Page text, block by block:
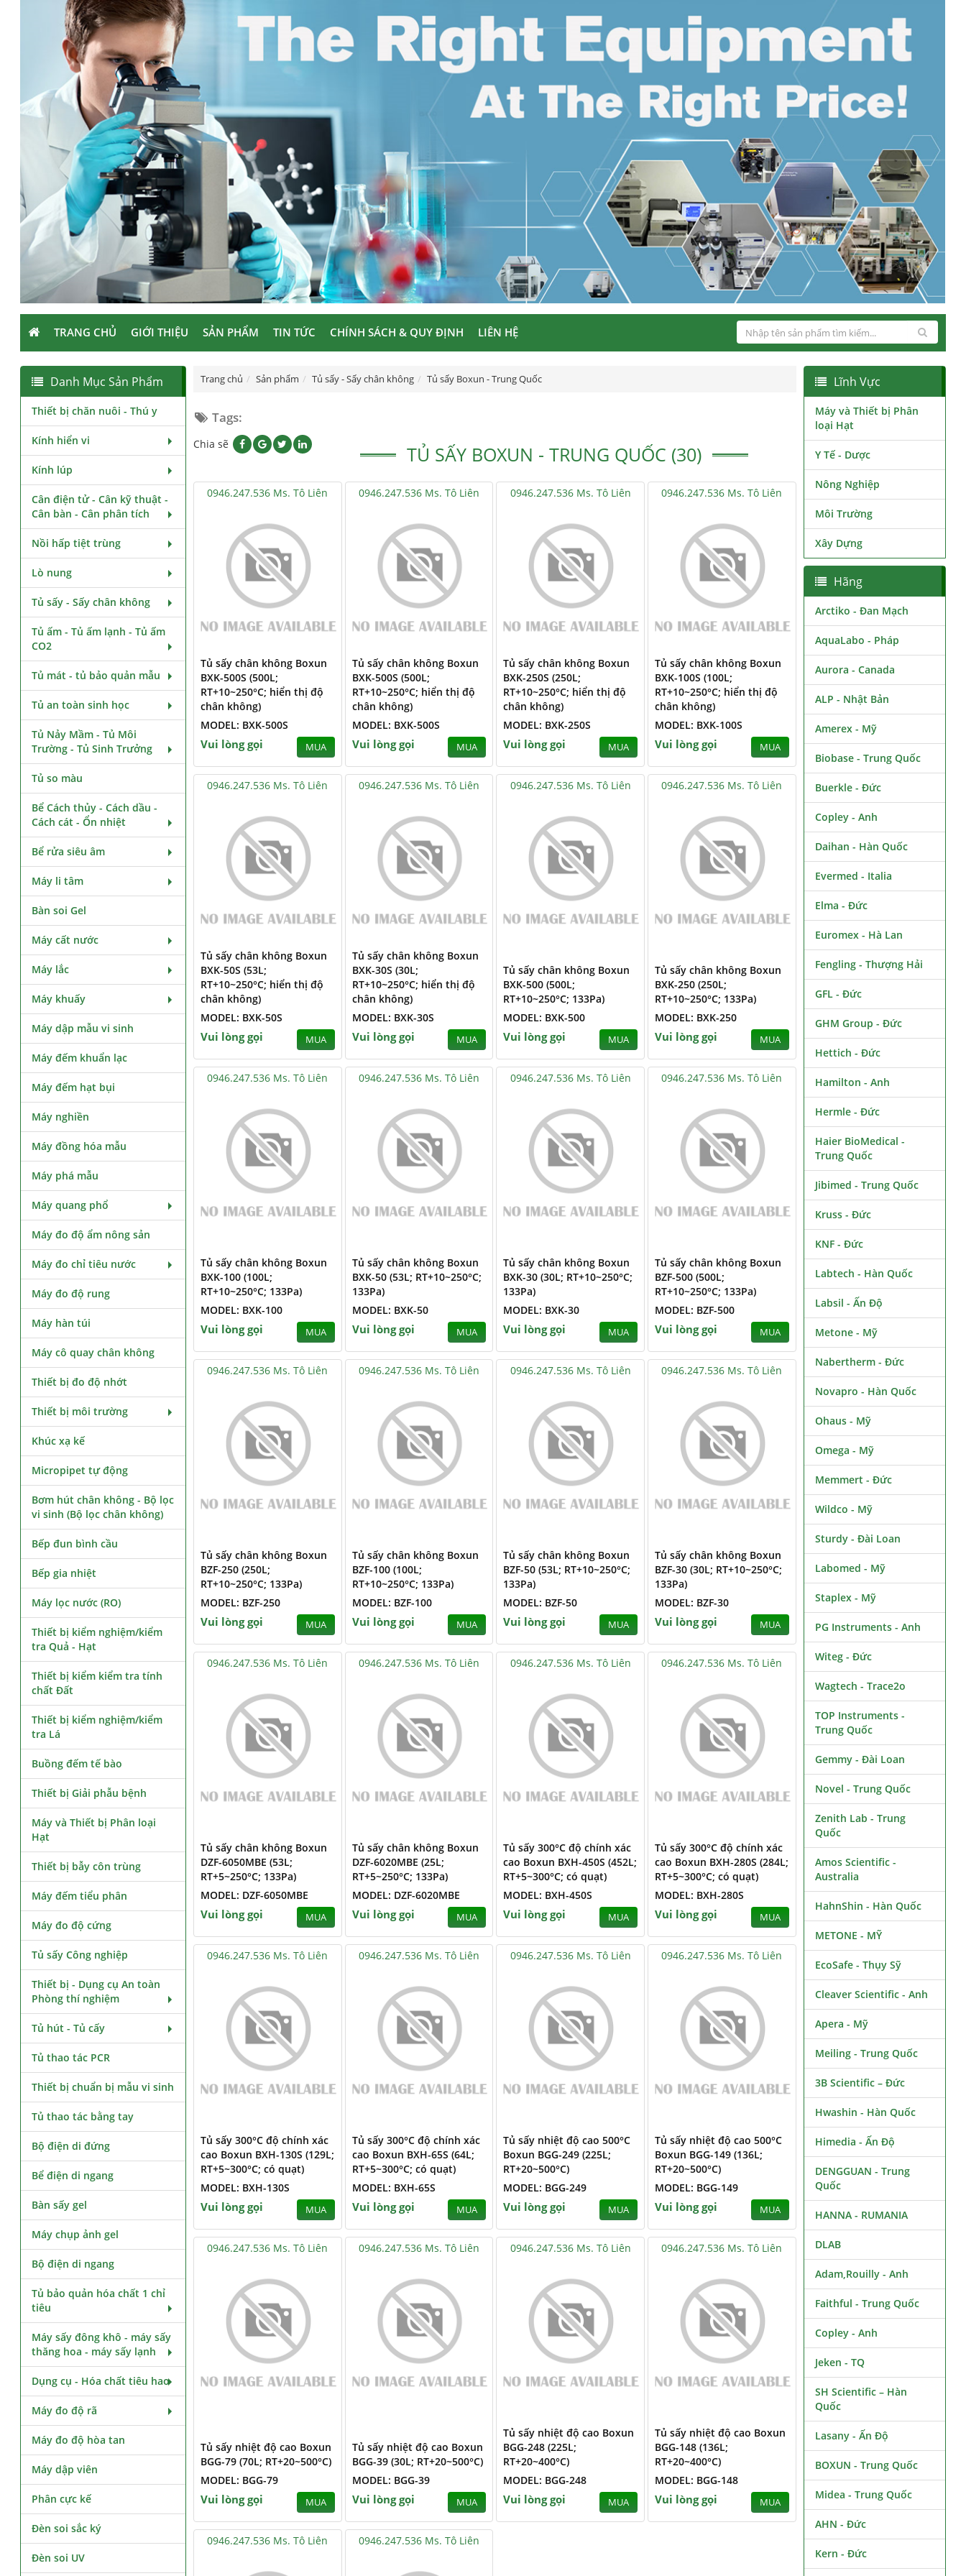
TRANG CHỦ GIỚI THIỆU SẢN PHẨM TIN TỨC CHÍNH SÁCH & QUY ĐỊNH LIÊN HỆ
Trang chủ Sản phẩm Tủ sấy - Sấy chân không Tủ sấy Boxun - Trung Quốc
Tags:
TỦ SẤY BOXUN - TRUNG QUỐC (30)
Chia sẽ
0946.247.536 Ms. Tô Liên
Tủ sấy chân không Boxun
BXK-500S (500L;
RT+10~250°C; hiển thị độ
chân không)
MODEL: BXK-500S
Vui lòng gọi MUA
0946.247.536 Ms. Tô Liên
Tủ sấy chân không Boxun
BXK-500S (500L;
RT+10~250°C; hiển thị độ
chân không)
MODEL: BXK-500S
Vui lòng gọi MUA
0946.247.536 Ms. Tô Liên
Tủ sấy chân không Boxun
BXK-250S (250L;
RT+10~250°C; hiển thị độ
chân không)
MODEL: BXK-250S
Vui lòng gọi MUA
0946.247.536 Ms. Tô Liên
Tủ sấy chân không Boxun
BXK-100S (100L;
RT+10~250°C; hiển thị độ
chân không)
MODEL: BXK-100S
Vui lòng gọi MUA
0946.247.536 Ms. Tô Liên
Tủ sấy chân không Boxun
BXK-50S (53L;
RT+10~250°C; hiển thị độ
chân không)
MODEL: BXK-50S
Vui lòng gọi MUA
0946.247.536 Ms. Tô Liên
Tủ sấy chân không Boxun
BXK-30S (30L;
RT+10~250°C; hiển thị độ
chân không)
MODEL: BXK-30S
Vui lòng gọi MUA
0946.247.536 Ms. Tô Liên
Tủ sấy chân không Boxun
BXK-500 (500L;
RT+10~250°C; 133Pa)
MODEL: BXK-500
Vui lòng gọi MUA
0946.247.536 Ms. Tô Liên
Tủ sấy chân không Boxun
BXK-250 (250L;
RT+10~250°C; 133Pa)
MODEL: BXK-250
Vui lòng gọi MUA
0946.247.536 Ms. Tô Liên
Tủ sấy chân không Boxun
BXK-100 (100L;
RT+10~250°C; 133Pa)
MODEL: BXK-100
Vui lòng gọi MUA
0946.247.536 Ms. Tô Liên
Tủ sấy chân không Boxun
BXK-50 (53L; RT+10~250°C;
133Pa)
MODEL: BXK-50
Vui lòng gọi MUA
0946.247.536 Ms. Tô Liên
Tủ sấy chân không Boxun
BXK-30 (30L; RT+10~250°C;
133Pa)
MODEL: BXK-30
Vui lòng gọi MUA
0946.247.536 Ms. Tô Liên
Tủ sấy chân không Boxun
BZF-500 (500L;
RT+10~250°C; 133Pa)
MODEL: BZF-500
Vui lòng gọi MUA
0946.247.536 Ms. Tô Liên
Tủ sấy chân không Boxun
BZF-250 (250L;
RT+10~250°C; 133Pa)
MODEL: BZF-250
Vui lòng gọi MUA
0946.247.536 Ms. Tô Liên
Tủ sấy chân không Boxun
BZF-100 (100L;
RT+10~250°C; 133Pa)
MODEL: BZF-100
Vui lòng gọi MUA
0946.247.536 Ms. Tô Liên
Tủ sấy chân không Boxun
BZF-50 (53L; RT+10~250°C;
133Pa)
MODEL: BZF-50
Vui lòng gọi MUA
0946.247.536 Ms. Tô Liên
Tủ sấy chân không Boxun
BZF-30 (30L; RT+10~250°C;
133Pa)
MODEL: BZF-30
Vui lòng gọi MUA
0946.247.536 Ms. Tô Liên
Tủ sấy chân không Boxun
DZF-6050MBE (53L;
RT+5~250°C; 133Pa)
MODEL: DZF-6050MBE
Vui lòng gọi MUA
0946.247.536 Ms. Tô Liên
Tủ sấy chân không Boxun
DZF-6020MBE (25L;
RT+5~250°C; 133Pa)
MODEL: DZF-6020MBE
Vui lòng gọi MUA
0946.247.536 Ms. Tô Liên
Tủ sấy 300°C độ chính xác
cao Boxun BXH-450S (452L;
RT+5~300°C; có quạt)
MODEL: BXH-450S
Vui lòng gọi MUA
0946.247.536 Ms. Tô Liên
Tủ sấy 300°C độ chính xác
cao Boxun BXH-280S (284L;
RT+5~300°C; có quạt)
MODEL: BXH-280S
Vui lòng gọi MUA
0946.247.536 Ms. Tô Liên
Tủ sấy 300°C độ chính xác
cao Boxun BXH-130S (129L;
RT+5~300°C; có quạt)
MODEL: BXH-130S
Vui lòng gọi MUA
0946.247.536 Ms. Tô Liên
Tủ sấy 300°C độ chính xác
cao Boxun BXH-65S (64L;
RT+5~300°C; có quạt)
MODEL: BXH-65S
Vui lòng gọi MUA
0946.247.536 Ms. Tô Liên
Tủ sấy nhiệt độ cao 500°C
Boxun BGG-249 (225L;
RT+20~500°C)
MODEL: BGG-249
Vui lòng gọi MUA
0946.247.536 Ms. Tô Liên
Tủ sấy nhiệt độ cao 500°C
Boxun BGG-149 (136L;
RT+20~500°C)
MODEL: BGG-149
Vui lòng gọi MUA
0946.247.536 Ms. Tô Liên
Tủ sấy nhiệt độ cao Boxun
BGG-79 (70L; RT+20~500°C)
MODEL: BGG-79
Vui lòng gọi MUA
0946.247.536 Ms. Tô Liên
Tủ sấy nhiệt độ cao Boxun
BGG-39 (30L; RT+20~500°C)
MODEL: BGG-39
Vui lòng gọi MUA
0946.247.536 Ms. Tô Liên
Tủ sấy nhiệt độ cao Boxun
BGG-248 (225L;
RT+20~400°C)
MODEL: BGG-248
Vui lòng gọi MUA
0946.247.536 Ms. Tô Liên
Tủ sấy nhiệt độ cao Boxun
BGG-148 (136L;
RT+20~400°C)
MODEL: BGG-148
Vui lòng gọi MUA
0946.247.536 Ms. Tô Liên 0946.247.536 Ms. Tô Liên
Danh Mục Sản Phẩm
Thiết bị chăn nuôi - Thú y
Kính hiển vi
Kính lúp
Cân điện tử - Cân kỹ thuật -
Cân bàn - Cân phân tích
Nồi hấp tiệt trùng
Lò nung
Tủ sấy - Sấy chân không
Tủ ấm - Tủ ấm lạnh - Tủ ấm
CO2
Tủ mát - tủ bảo quản mẫu
Tủ an toàn sinh học
Tủ Nảy Mầm - Tủ Môi
Trường - Tủ Sinh Trưởng
Tủ so màu
Bể Cách thủy - Cách dầu -
Cách cát - Ổn nhiệt
Bể rửa siêu âm
Máy li tâm
Bàn soi Gel
Máy cất nước
Máy lắc
Máy khuấy
Máy dập mẫu vi sinh
Máy đếm khuẩn lạc
Máy đếm hạt bụi
Máy nghiền
Máy đồng hóa mẫu
Máy phá mẫu
Máy quang phổ
Máy đo độ ẩm nông sản
Máy đo chỉ tiêu nước
Máy đo độ rung
Máy hàn túi
Máy cô quay chân không
Thiết bị đo độ nhớt
Thiết bị môi trường
Khúc xạ kế
Micropipet tự động
Bơm hút chân không - Bộ lọc
vi sinh (Bộ lọc chân không)
Bếp đun bình cầu
Bếp gia nhiệt
Máy lọc nước (RO)
Thiết bị kiểm nghiệm/kiểm
tra Quả - Hạt
Thiết bị kiểm kiểm tra tính
chất Đất
Thiết bị kiểm nghiệm/kiểm
tra Lá
Buồng đếm tế bào
Thiết bị Giải phẫu bệnh
Máy và Thiết bị Phân loại
Hạt
Thiết bị bẫy côn trùng
Máy đếm tiểu phân
Máy đo độ cứng
Tủ sấy Công nghiệp
Thiết bị - Dụng cụ An toàn
Phòng thí nghiệm
Tủ hút - Tủ cấy
Tủ thao tác PCR
Thiết bị chuẩn bị mẫu vi sinh
Tủ thao tác bằng tay
Bộ điện di đứng
Bể điện di ngang
Bàn sấy gel
Máy chụp ảnh gel
Bộ điện di ngang
Tủ bảo quản hóa chất 1 chỉ
tiêu
Máy sấy đông khô - máy sấy
thăng hoa - máy sấy lạnh
Dụng cụ - Hóa chất tiêu hao
Máy đo độ rã
Máy đo độ hòa tan
Máy dập viên
Phân cực kế
Đèn soi sắc ký
Đèn soi UV
Lĩnh Vực
Máy và Thiết bị Phân
loại Hạt
Y Tế - Dược
Nông Nghiệp
Môi Trường
Xây Dựng
Hãng
Arctiko - Đan Mạch
AquaLabo - Pháp
Aurora - Canada
ALP - Nhật Bản
Amerex - Mỹ
Biobase - Trung Quốc
Buerkle - Đức
Copley - Anh
Daihan - Hàn Quốc
Evermed - Italia
Elma - Đức
Euromex - Hà Lan
Fengling - Thượng Hải
GFL - Đức
GHM Group - Đức
Hettich - Đức
Hamilton - Anh
Hermle - Đức
Haier BioMedical -
Trung Quốc
Jibimed - Trung Quốc
Kruss - Đức
KNF - Đức
Labtech - Hàn Quốc
Labsil - Ấn Độ
Metone - Mỹ
Nabertherm - Đức
Novapro - Hàn Quốc
Ohaus - Mỹ
Omega - Mỹ
Memmert - Đức
Wildco - Mỹ
Sturdy - Đài Loan
Labomed - Mỹ
Staplex - Mỹ
PG Instruments - Anh
Witeg - Đức
Wagtech - Trace2o
TOP Instruments -
Trung Quốc
Gemmy - Đài Loan
Novel - Trung Quốc
Zenith Lab - Trung
Quốc
Amos Scientific -
Australia
HahnShin - Hàn Quốc
METONE - MỸ
EcoSafe - Thụy Sỹ
Cleaver Scientific - Anh
Apera - Mỹ
Meiling - Trung Quốc
3B Scientific – Đức
Hwashin - Hàn Quốc
Himedia - Ấn Độ
DENGGUAN - Trung
Quốc
HANNA - RUMANIA
DLAB
Adam,Rouilly - Anh
Faithful - Trung Quốc
Copley - Anh
Jeken - TQ
SH Scientific – Hàn
Quốc
Lasany - Ấn Độ
BOXUN - Trung Quốc
Midea - Trung Quốc
AHN - Đức
Kern - Đức